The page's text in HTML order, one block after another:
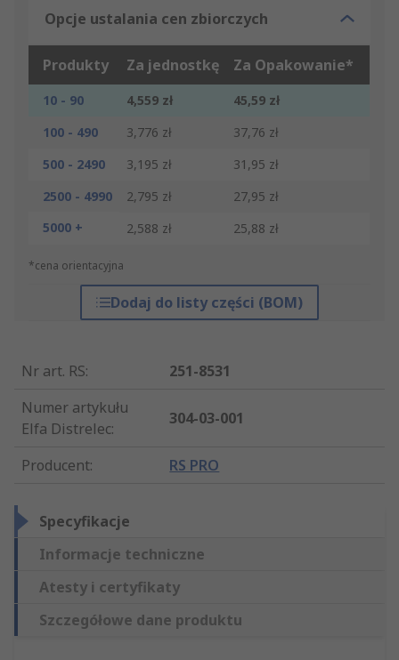
Opcje ustalania cen zbiorczych
Produkty Za jednostkę Za Opakowanie*
10 - 90 4,559 zł
45,59 zł
100 - 490
3,776 zł
37,76 zł
500 - 2490
3,195 zł
31,95 zł
2500 - 4990
2,795 zł
27,95 zł
5000 +
2,588 zł 25,88 zł
*cena orientacyjna
Dodaj do listy części (BOM)
Nr art. RS:
251-8531
Numer artykułu
Elfa Distrelec:
304-03-001
Producent: RS PRO
Specyfikacje
Informacje techniczne
Atesty i certyfikaty
Szczegółowe dane produktu